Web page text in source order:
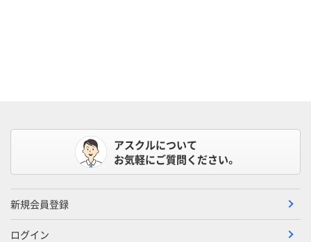
アスクルについて
お気軽にご質問ください。
新規会員登録
ログイン